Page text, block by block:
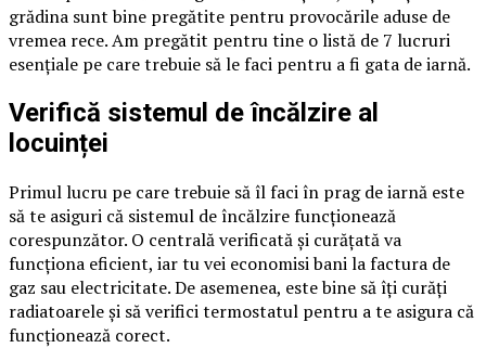
grădina sunt bine pregătite pentru provocările aduse de
vremea rece. Am pregătit pentru tine o listă de 7 lucruri
esențiale pe care trebuie să le faci pentru a fi gata de iarnă.
Verifică sistemul de încălzire al
locuinței
Primul lucru pe care trebuie să îl faci în prag de iarnă este
să te asiguri că sistemul de încălzire funcționează
corespunzător. O centrală verificată și curățată va
funcționa eficient, iar tu vei economisi bani la factura de
gaz sau electricitate. De asemenea, este bine să îți curăți
radiatoarele și să verifici termostatul pentru a te asigura că
funcționează corect.